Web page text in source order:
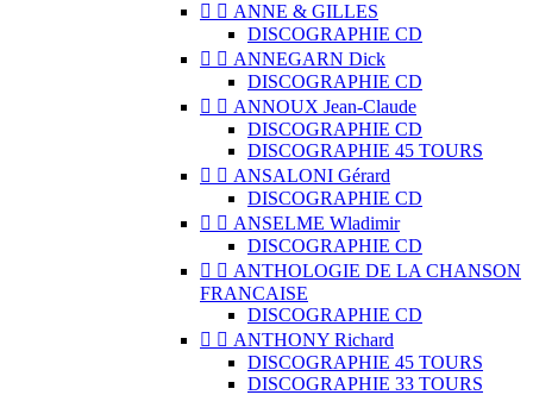
  ANNE & GILLES
DISCOGRAPHIE CD
  ANNEGARN Dick
DISCOGRAPHIE CD
  ANNOUX Jean-Claude
DISCOGRAPHIE CD
DISCOGRAPHIE 45 TOURS
  ANSALONI Gérard
DISCOGRAPHIE CD
  ANSELME Wladimir
DISCOGRAPHIE CD
  ANTHOLOGIE DE LA CHANSON
FRANCAISE
DISCOGRAPHIE CD
  ANTHONY Richard
DISCOGRAPHIE 45 TOURS
DISCOGRAPHIE 33 TOURS